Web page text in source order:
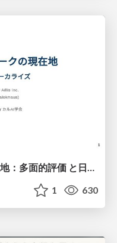
医療 LLM ベンチマークの現在地：多面的評価 と日本ローカライズ
1 630